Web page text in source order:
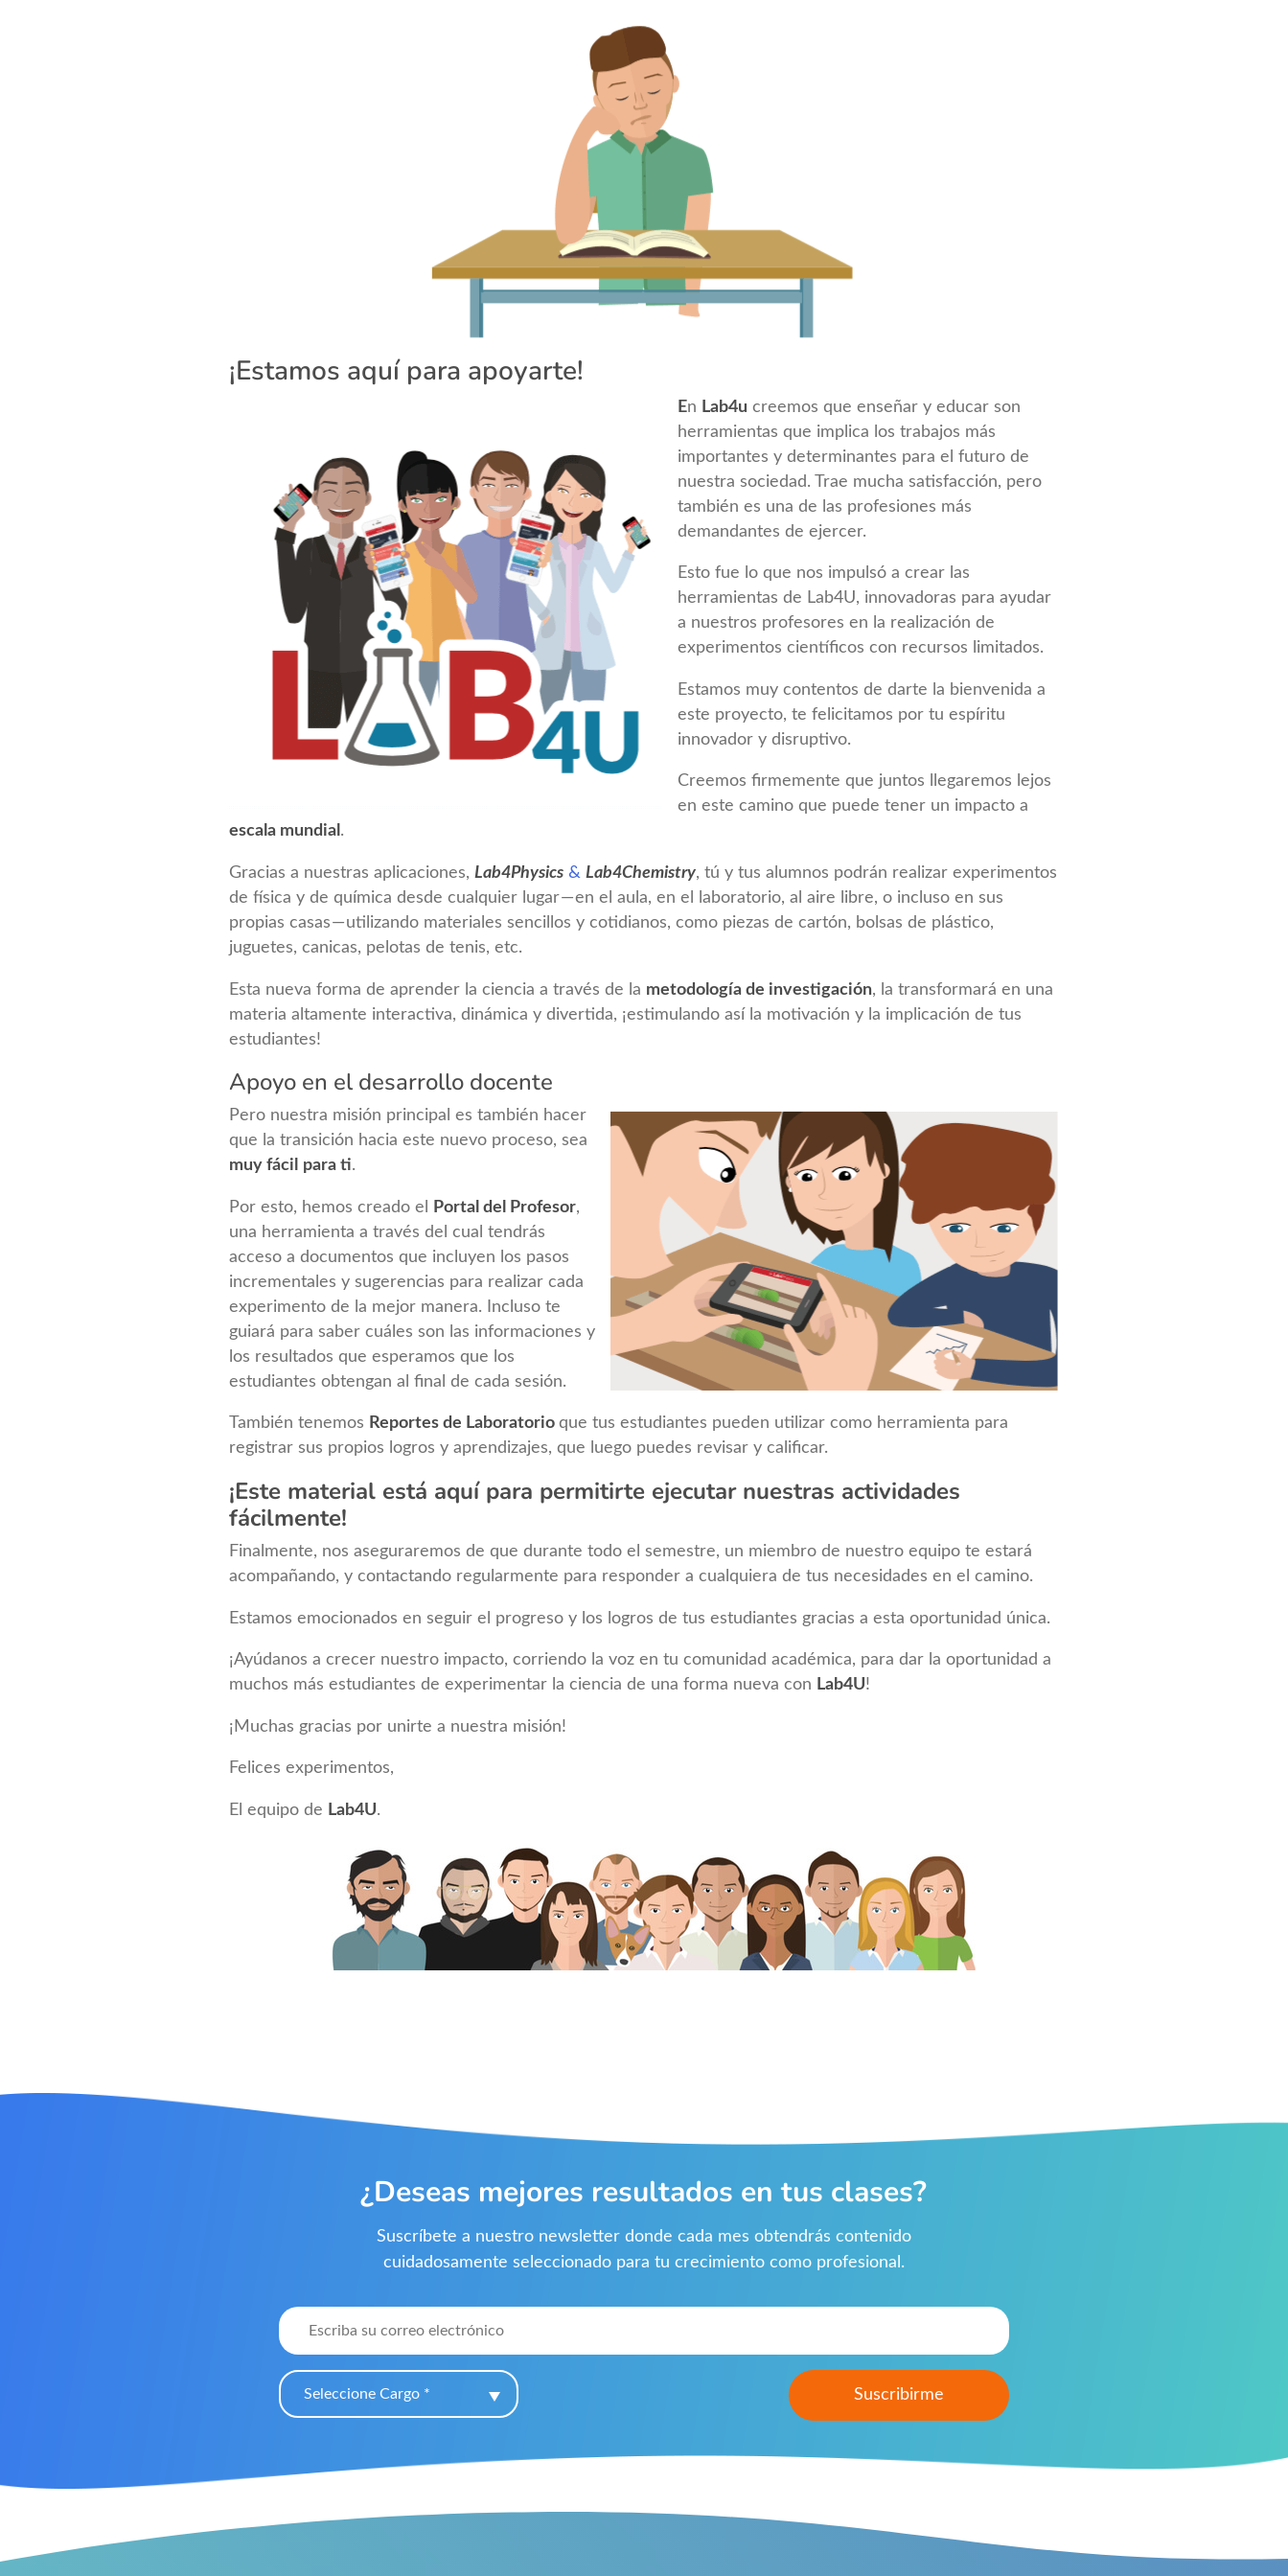
¡Estamos aquí para apoyarte!
En Lab4u creemos que enseñar y educar son
herramientas que implica los trabajos más
importantes y determinantes para el futuro de
nuestra sociedad. Trae mucha satisfacción, pero
también es una de las profesiones más
demandantes de ejercer.
Esto fue lo que nos impulsó a crear las
herramientas de Lab4U, innovadoras para ayudar
a nuestros profesores en la realización de
experimentos científicos con recursos limitados.
Estamos muy contentos de darte la bienvenida a
este proyecto, te felicitamos por tu espíritu
innovador y disruptivo.
Creemos firmemente que juntos llegaremos lejos
en este camino que puede tener un impacto a
escala mundial .
Gracias a nuestras aplicaciones, Lab4Physics & Lab4Chemistry, tú y tus alumnos podrán realizar experimentos
de física y de química desde cualquier lugar — en el aula, en el laboratorio, al aire libre, o incluso en sus
propias casas — utilizando materiales sencillos y cotidianos, como piezas de cartón, bolsas de plástico,
juguetes, canicas, pelotas de tenis, etc.
Esta nueva forma de aprender la ciencia a través de la metodología de investigación, la transformará en una
materia altamente interactiva, dinámica y divertida, ¡estimulando así la motivación y la implicación de tus
estudiantes!
Apoyo en el desarrollo docente
Pero nuestra misión principal es también hacer
que la transición hacia este nuevo proceso, sea
muy fácil
para ti.
Por esto, hemos creado el Portal del Profesor,
una herramienta a través del cual tendrás
acceso a documentos que incluyen los pasos
incrementales y sugerencias para realizar cada
experimento de la mejor manera. Incluso te
guiará para saber cuáles son las informaciones y
los resultados que esperamos que los
estudiantes obtengan al final de cada sesión.
También tenemos Reportes de Laboratorio que tus estudiantes pueden utilizar como herramienta para
registrar sus propios logros y aprendizajes, que luego puedes revisar y calificar.
¡Este material está aquí para permitirte ejecutar nuestras actividades
fácilmente!
Finalmente, nos aseguraremos de que durante todo el semestre, un miembro de nuestro equipo te estará
acompañando, y contactando regularmente para responder a cualquiera de tus necesidades en el camino.
Estamos emocionados en seguir el progreso y los logros de tus estudiantes gracias a esta oportunidad única.
¡Ayúdanos a crecer nuestro impacto, corriendo la voz en tu comunidad académica, para dar la oportunidad a
muchos más estudiantes de experimentar la ciencia de una forma nueva con Lab4U!
¡Muchas gracias por unirte a nuestra misión!
Felices experimentos,
El equipo de Lab4U.
¿Deseas mejores resultados en tus clases?
Suscríbete a nuestro newsletter donde cada mes obtendrás contenido
cuidadosamente seleccionado para tu crecimiento como profesional.
Seleccione Cargo *